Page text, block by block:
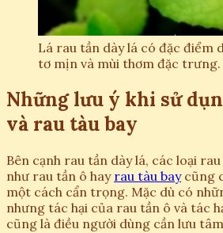
Lá rau tần dày lá có đặc điểm
tơ mịn và mùi thơm đặc trưng.
Những lưu ý khi sử
và rau tàu bay
Bên cạnh rau tần dày lá, các loại
như rau tần ô hay rau tàu baycũng
một cách cẩn trọng. Mặc dù có
nhưng tác hại của rau tần ô và tác
cũng là điều người dùng cần lưu